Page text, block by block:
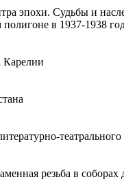
эпохи. Судьбы и
в 1937-1938
Карелии
резьба в